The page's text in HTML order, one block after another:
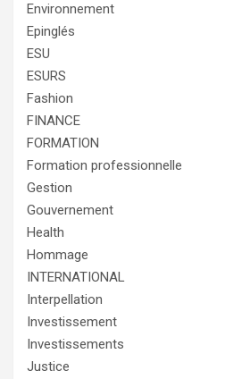
Environnement
Epinglés
ESU
ESURS
Fashion
FINANCE
FORMATION
Formation professionnelle
Gestion
Gouvernement
Health
Hommage
INTERNATIONAL
Interpellation
Investissement
Investissements
Justice